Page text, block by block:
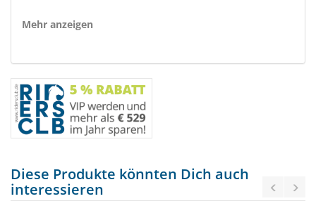
Mehr anzeigen
Diese Produkte könnten Dich auch
interessieren